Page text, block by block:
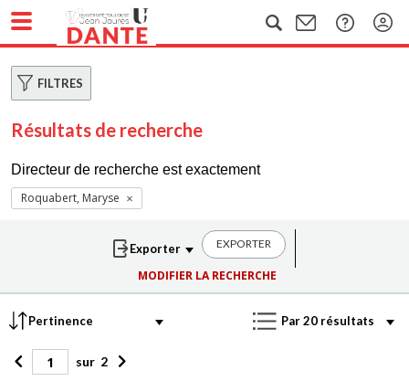
FILTRES
Résultats de recherche
Directeur de recherche est exactement
Roquabert, Maryse
EXPORTER
MODIFIER LA RECHERCHE
sur 2